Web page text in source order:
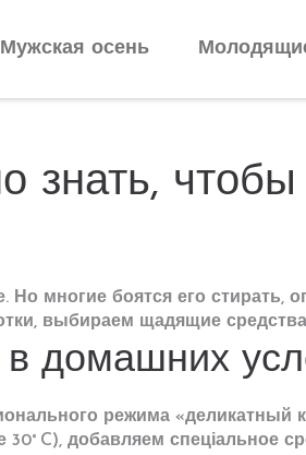
Мужская осень
знать,
многие боятся его стирать,
выбираем щадящие
домашних
режима «деликатный
C), добавляем спеціальное